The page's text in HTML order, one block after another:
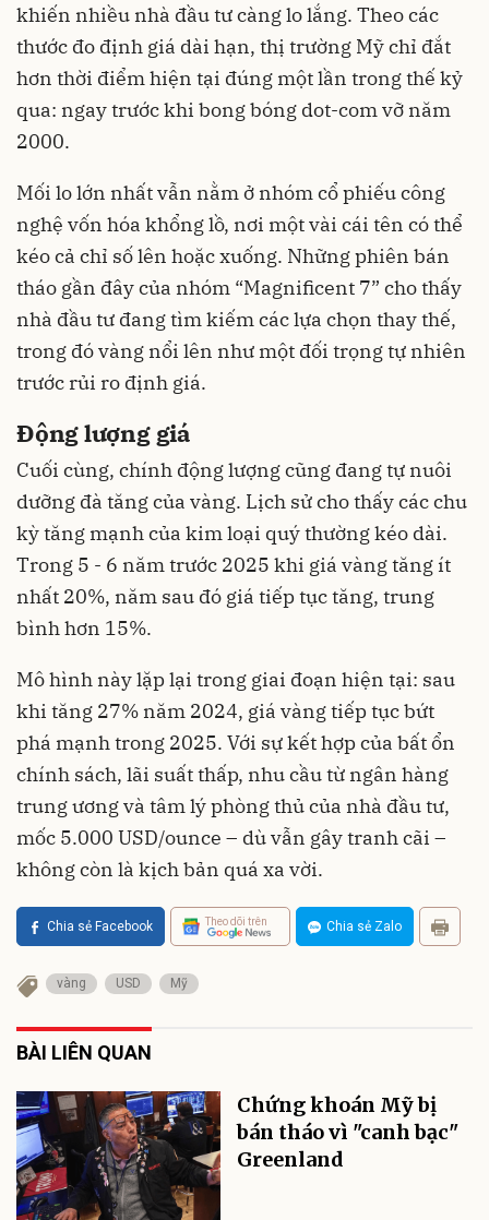
khiến nhiều nhà đầu tư càng lo lắng. Theo các
thước đo định giá dài hạn, thị trường Mỹ chỉ đắt
hơn thời điểm hiện tại đúng một lần trong thế kỷ
qua: ngay trước khi bong bóng dot-com vỡ năm
2000.
Mối lo lớn nhất vẫn nằm ở nhóm cổ phiếu công
nghệ vốn hóa khổng lồ, nơi một vài cái tên có thể
kéo cả chỉ số lên hoặc xuống. Những phiên bán
tháo gần đây của nhóm “Magnificent 7” cho thấy
nhà đầu tư đang tìm kiếm các lựa chọn thay thế,
trong đó vàng nổi lên như một đối trọng tự nhiên
trước rủi ro định giá.
Động lượng giá
Cuối cùng, chính động lượng cũng đang tự nuôi
dưỡng đà tăng của vàng. Lịch sử cho thấy các chu
kỳ tăng mạnh của kim loại quý thường kéo dài.
Trong 5 - 6 năm trước 2025 khi giá vàng tăng ít
nhất 20%, năm sau đó giá tiếp tục tăng, trung
bình hơn 15%.
Mô hình này lặp lại trong giai đoạn hiện tại: sau
khi tăng 27% năm 2024, giá vàng tiếp tục bứt
phá mạnh trong 2025. Với sự kết hợp của bất ổn
chính sách, lãi suất thấp, nhu cầu từ ngân hàng
trung ương và tâm lý phòng thủ của nhà đầu tư,
mốc 5.000 USD/ounce – dù vẫn gây tranh cãi –
không còn là kịch bản quá xa vời.
Chia sẻ Facebook Theo dõi trên Chia sẻ Zalo
vàng USD Mỹ
BÀI LIÊN QUAN
Chứng khoán Mỹ bị
bán tháo vì "canh bạc"
Greenland